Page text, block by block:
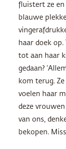
fluistert ze en
blauwe
haar doek
tot aan haar
gedaan?
kom terug.
voelen haar
deze
van ons,
bekopen.